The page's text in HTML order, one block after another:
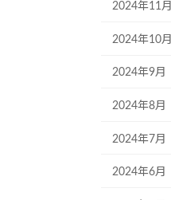
2024年11月
2024年10月
2024年9月
2024年8月
2024年7月
2024年6月